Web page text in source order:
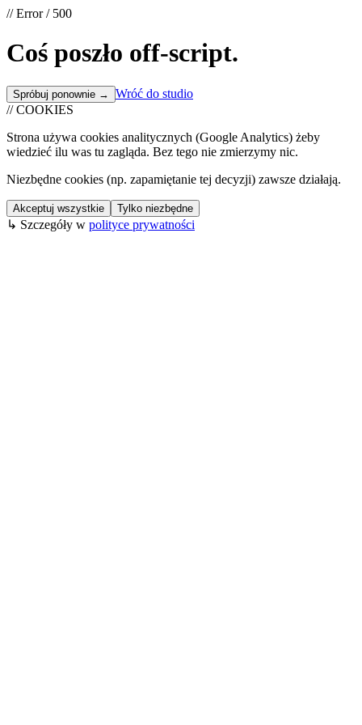
// Error / 500
Coś poszło off-script.
Spróbuj ponownie →
Wróć do studio
// COOKIES
Strona używa cookies analitycznych (Google Analytics) żeby
wiedzieć ilu was tu zagląda. Bez tego nie zmierzymy nic.
Niezbędne cookies (np. zapamiętanie tej decyzji) zawsze działają.
Akceptuj wszystkie Tylko niezbędne
↳ Szczegóły w polityce prywatności